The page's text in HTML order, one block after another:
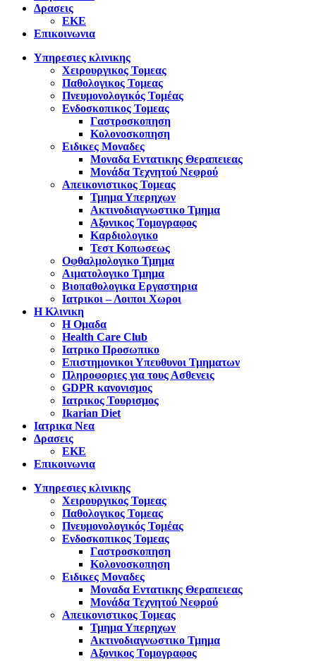
Δρασεις
ΕΚΕ
Επικοινωνια
Υπηρεσιες κλινικης
Χειρουργικος Τομεας
Παθολογικος Τομεας
Πνευμονολογικός Τομέας
Ενδοσκοπικος Τομεας
Γαστροσκοπηση
Κολονοσκοπηση
Ειδικες Μοναδες
Μοναδα Εντατικης Θεραπειεας
Μονάδα Τεχνητού Νεφρού
Απεικονιστικος Τομεας
Τμημα Υπερηχων
Ακτινοδιαγνωστικο Τμημα
Αξονικος Τομογραφος
Καρδιολογικο
Τεστ Κοπωσεως
Οφθαλμολογικο Τμημα
Αιματολογικο Τμημα
Βιοπαθολογικα Εργαστηρια
Ιατρικοι – Λοιποι Χωροι
Η Κλινικη
Η Ομαδα
Health Care Club
Ιατρικο Προσωπικο
Επιστημονικοι Υπευθυνοι Τμηματων
Πληροφοριες για τους Ασθενεις
GDPR κανονισμος
Ιατρικος Τουρισμος
Ikarian Diet
Ιατρικα Νεα
Δρασεις
ΕΚΕ
Επικοινωνια
Υπηρεσιες κλινικης
Χειρουργικος Τομεας
Παθολογικος Τομεας
Πνευμονολογικός Τομέας
Ενδοσκοπικος Τομεας
Γαστροσκοπηση
Κολονοσκοπηση
Ειδικες Μοναδες
Μοναδα Εντατικης Θεραπειεας
Μονάδα Τεχνητού Νεφρού
Απεικονιστικος Τομεας
Τμημα Υπερηχων
Ακτινοδιαγνωστικο Τμημα
Αξονικος Τομογραφος